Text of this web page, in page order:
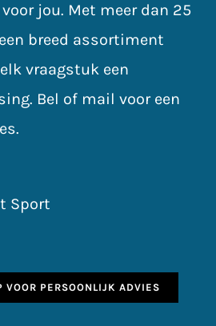
jou. Met meer dan 25
breed assortiment
vraagstuk een
Bel of mail voor een
Sport
VOOR PERSOONLIJK ADVIES